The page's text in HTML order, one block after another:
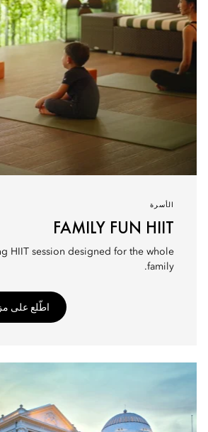
الأسرة
FAMILY FUN HIIT
HIIT session designed for the whole
family.
اطّلع على